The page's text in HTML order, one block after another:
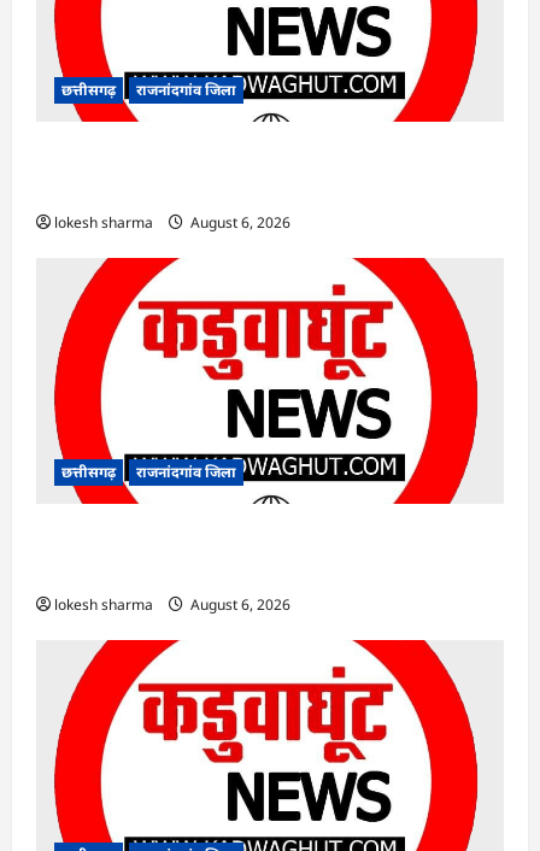
छत्तीसगढ़ राजनांदगांव जिला
lokesh sharma August 6, 2026
छत्तीसगढ़ राजनांदगांव जिला
lokesh sharma August 6, 2026